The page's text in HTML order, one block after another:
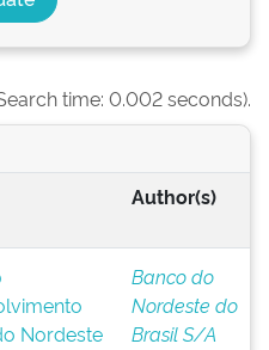
time: 0.002 seconds).
Author(s)
Nordeste
Banco do
Nordeste do
Brasil S/A